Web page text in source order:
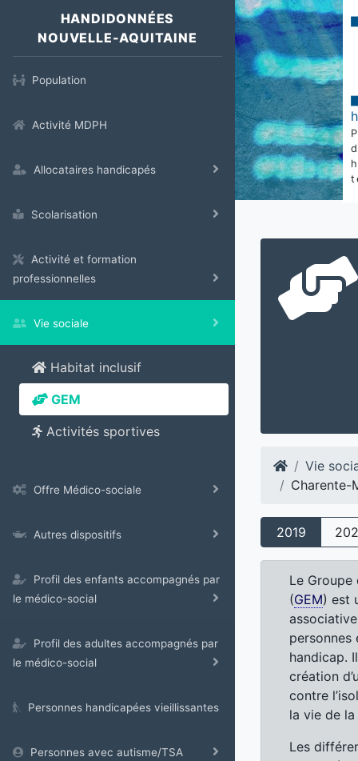
HANDIDONNÉES
NOUVELLE-AQUITAINE
Population
Activité MDPH
Allocataires handicapés
Scolarisation
Activité et formation
professionnelles
Vie sociale
Habitat inclusif
GEM
Activités sportives
Offre Médico-sociale
Autres dispositifs
Profil des enfants accompagnés par
le médico-social
Profil des adultes accompagnés par
le médico-social
Personnes handicapées vieillissantes
Personnes avec autisme/TSA
Vie
Charente-
2019
Le Groupe
(GEM) est
personnes
handicap.
création
contre
la vie de
Les